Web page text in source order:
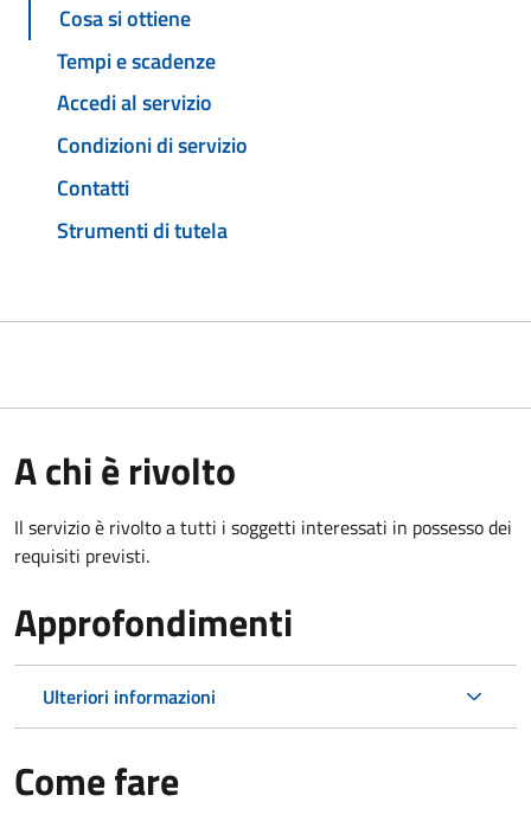
Cosa si ottiene
Tempi e scadenze
Accedi al servizio
Condizioni di servizio
Contatti
Strumenti di tutela
A chi è rivolto
Il servizio è rivolto a tutti i soggetti interessati in possesso dei
requisiti previsti.
Approfondimenti
Ulteriori informazioni
Come fare